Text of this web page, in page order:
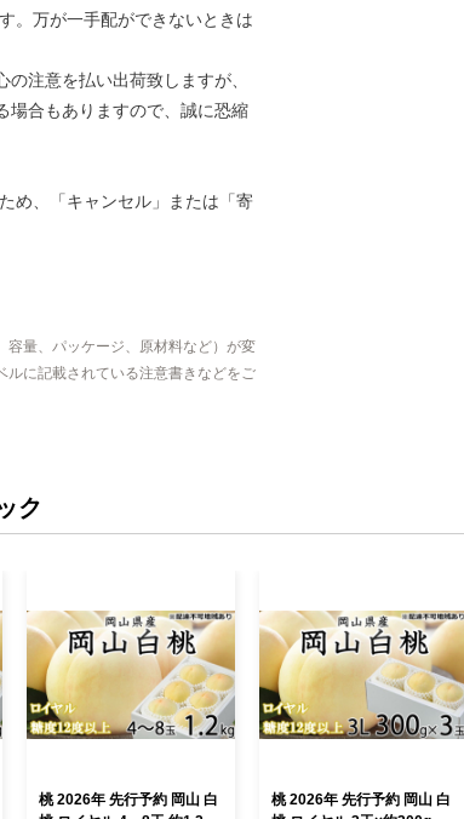
。万が一手配ができないときは
注意を払い出荷致しますが、
場合もありますので、誠に恐縮
め、「キャンセル」または「寄
容量、パッケージ、原材料など）が変
ルに記載されている注意書きなどをご
ク
桃 2026年 先行予約 岡山 白
桃 2026年 先行予約 岡山 白